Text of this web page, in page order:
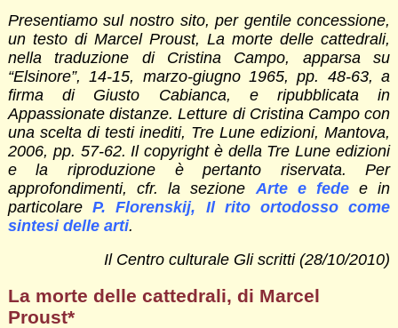
Presentiamo sul nostro sito, per gentile concessione,
un testo di Marcel Proust, La morte delle cattedrali,
nella traduzione di Cristina Campo, apparsa su
“Elsinore”, 14-15, marzo-giugno 1965, pp. 48-63, a
firma di Giusto Cabianca, e ripubblicata in
Appassionate distanze. Letture di Cristina Campo con
una scelta di testi inediti, Tre Lune edizioni, Mantova,
2006, pp. 57-62. Il copyright è della Tre Lune edizioni
e la riproduzione è pertanto riservata. Per
approfondimenti, cfr. la sezione Arte e fedee in
particolareP. Florenskij, Il rito ortodosso come
sintesi delle arti.
Il Centro culturale Gli scritti (28/10/2010)
La morte delle cattedrali, di Marcel
Proust*